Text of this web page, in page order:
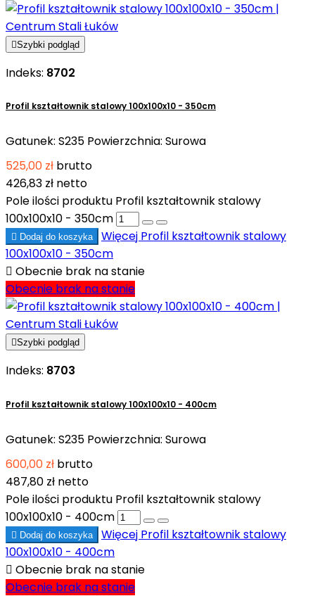
Szybki podgląd
Indeks: 8702
Profil kształtownik stalowy 100x100x10 - 350cm
Gatunek: S235 Powierzchnia: Surowa
525,00 zł brutto
426,83 zł netto
Pole ilości produktu Profil kształtownik stalowy
100x100x10 - 350cm
 Dodaj do koszyka Więcej Profil kształtownik stalowy
100x100x10 - 350cm
 Obecnie brak na stanie
Obecnie brak na stanie
Szybki podgląd
Indeks: 8703
Profil kształtownik stalowy 100x100x10 - 400cm
Gatunek: S235 Powierzchnia: Surowa
600,00 zł brutto
487,80 zł netto
Pole ilości produktu Profil kształtownik stalowy
100x100x10 - 400cm
 Dodaj do koszyka Więcej Profil kształtownik stalowy
100x100x10 - 400cm
 Obecnie brak na stanie
Obecnie brak na stanie